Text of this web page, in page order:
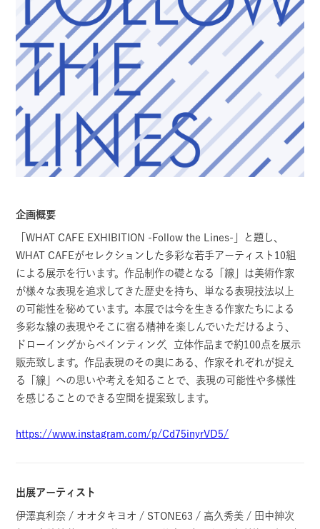
企画概要
「WHAT CAFE EXHIBITION -Follow the Lines-」と題し、
WHAT CAFEがセレクションした多彩な若手アーティスト10組
による展示を行います。作品制作の礎となる「線」は美術作家
が様々な表現を追求してきた歴史を持ち、単なる表現技法以上
の可能性を秘めています。本展では今を生きる作家たちによる
多彩な線の表現やそこに宿る精神を楽しんでいただけるよう、
ドローイングからペインティング、立体作品まで約100点を展示
販売致します。作品表現のその奥にある、作家それぞれが捉え
る「線」への思いや考えを知ることで、表現の可能性や多様性
を感じることのできる空間を提案致します。
https://www.instagram.com/p/Cd75inyrVD5/
出展アーティスト
伊澤真利奈 / オオタキヨオ / STONE63 / 高久秀美 / 田中紳次